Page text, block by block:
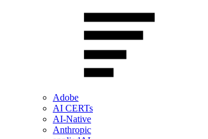
Adobe
AI CERTs
AI-Native
Anthropic